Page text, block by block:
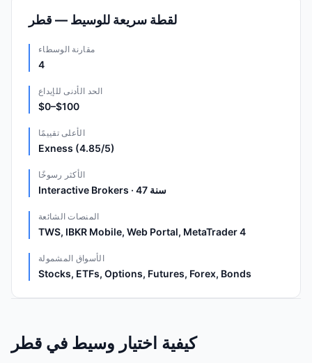
لقطة سريعة للوسيط — قطر
مقارنة الوسطاء
4
الحد الأدنى للإيداع
$0–$100
الأعلى تقييمًا
Exness (4.85/5)
الأكثر رسوخًا
Interactive Brokers · 47 سنة
المنصات الشائعة
TWS, IBKR Mobile, Web Portal, MetaTrader 4
الأسواق المشمولة
Stocks, ETFs, Options, Futures, Forex, Bonds
كيفية اختيار وسيط في قطر